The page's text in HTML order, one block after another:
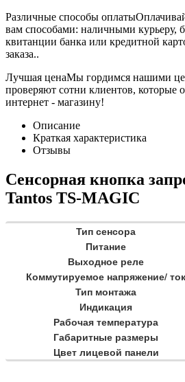
Различные способы оплаты
вам способами: наличными курьеру,
квитанции банка или кредитной
заказа..
Лучшая ценаМы гордимся нашими
проверяют сотни клиентов, которые
интернет - магазину!
Описание
Краткая характеристика
Отзывы
Сенсорная кнопка
Tantos TS-MAGIC
Тип сенсора
Питание
Выходное реле
Коммутируемое напряжение/ ток
Тип монтажа
Индикация
Рабочая температура
Габаритные размеры
Цвет лицевой панели